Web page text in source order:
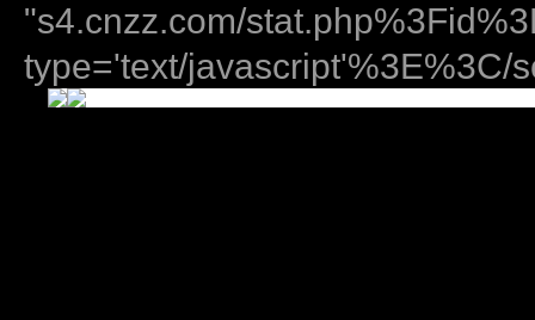
"s4.cnzz.com/
type='text/javascript'%3E%3C/